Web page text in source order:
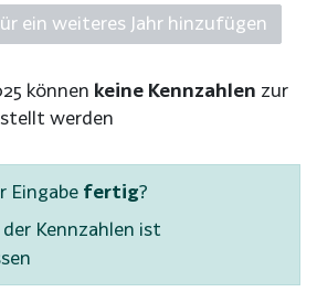
ein weiteres Jahr hinzufügen
können keine Kennzahlen zur
werden
Eingabe fertig?
der Kennzahlen ist